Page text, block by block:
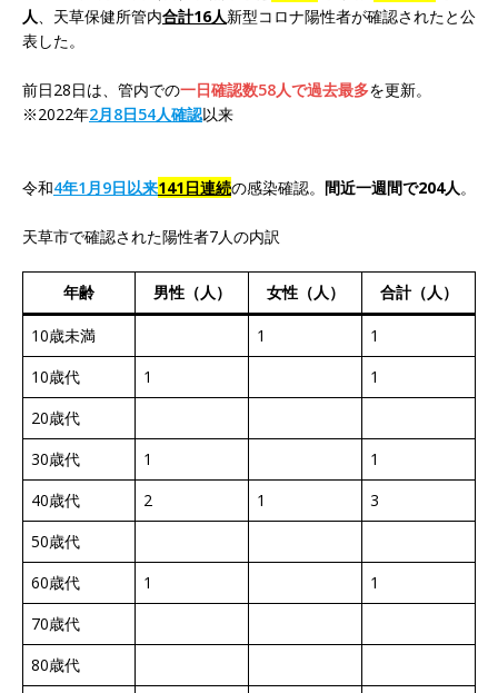
人
、天草保健所管内合計16人新型コロナ陽性者が確認されたと公
表した。
前日28日は、管内での一日確認数58人で過去最多を更新。
※2022年2月8日54人確認以来
令和4年1月9日以来141日連続の感染確認。 間近一週間で204人 。
天草市で確認された陽性者7人の内訳
年齢 男性（人） 女性（人） 合計（人）
10歳未満 1
1
10歳代
1
1
20歳代
30歳代
1
1
40歳代
2 1
3
50歳代
60歳代
1
1
70歳代
80歳代